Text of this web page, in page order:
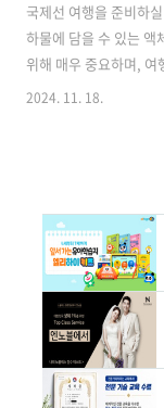
국제선 여행을 준비하
하물에 담을 수 있는 액
위해 매우 중요하며, 여
글에서는 국제선 위탁
의 규정과는 다릅니다.
다. ✅국제선 위탁수
천공항 위험물 운송
정 국제선 위탁..
2024. 11. 18.